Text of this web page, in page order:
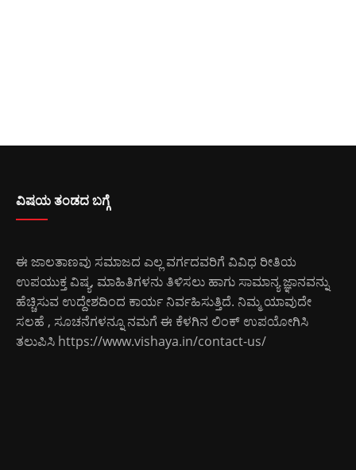
ವಿಷಯ ತಂಡದ ಬಗ್ಗೆ
ಈ ಜಾಲತಾಣವು ಸಮಾಜದ ಎಲ್ಲ ವರ್ಗದವರಿಗೆ ವಿವಿಧ ರೀತಿಯ
ಉಪಯುಕ್ತ ವಿಷ್ಯ, ಮಾಹಿತಿಗಳನು ತಿಳಿಸಲು ಹಾಗು ಸಾಮಾನ್ಯ ಜ್ಞಾನವನ್ನು
ಹೆಚ್ಚಿಸುವ ಉದ್ದೇಶದಿಂದ ಕಾರ್ಯ ನಿರ್ವಹಿಸುತ್ತಿದೆ. ನಿಮ್ಮ ಯಾವುದೇ
ಸಲಹೆ , ಸೂಚನೆಗಳನ್ನೂ ನಮಗೆ ಈ ಕೆಳಗಿನ ಲಿಂಕ್ ಉಪಯೋಗಿಸಿ
ತಲುಪಿಸಿ https://www.vishaya.in/contact-us/